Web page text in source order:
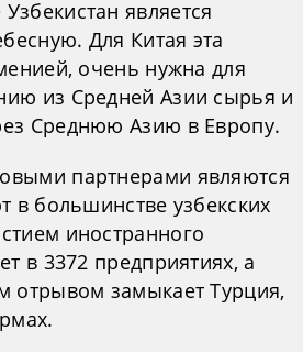
является
Для Китая эта
очень нужна для
из Средней Азии сырья и
Среднюю Азию в Европу.
партнерами являются
в большинстве узбекских
иностранного
в 3372 предприятиях, а
отрывом замыкает Турция,